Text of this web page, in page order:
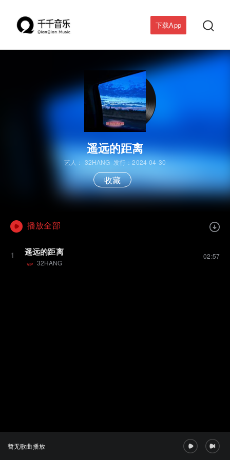
下载App 
遥远的距离
艺人： 32HANG 发行：2024-04-30
收藏
播放全部
1 遥远的距离
VIP 32HANG
02:57
暂无歌曲播放